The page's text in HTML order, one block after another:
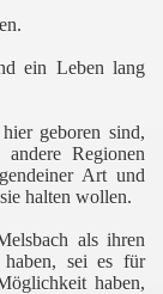
ein Leben lang
geboren sind,
Regionen
Art und
halten wollen.
als ihren
haben, sei es für
haben,